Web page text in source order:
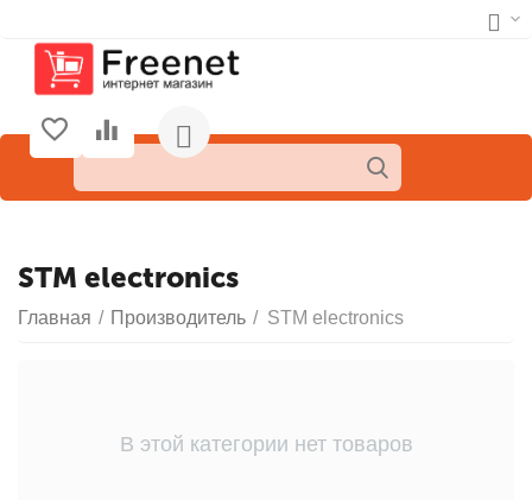
STM electronics
Главная / Производитель / STM electronics
В этой категории нет товаров